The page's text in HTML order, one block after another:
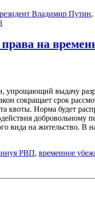
Владимир Путин,
на
упрощающий выдачу
сокращает срок
квоты. Норма будет
вида на жительство. В
РВП, временное